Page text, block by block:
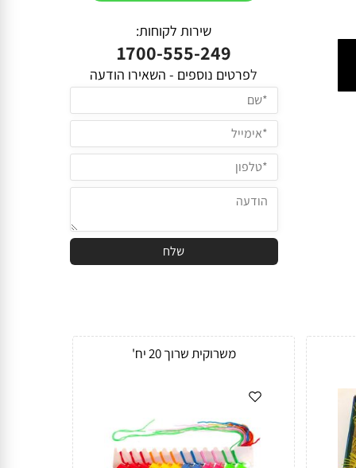
שירות לקוחות:
1700-555-249
לפרטים נוספים - השאירו הודעה
משרוקית שרוך 20 יח'